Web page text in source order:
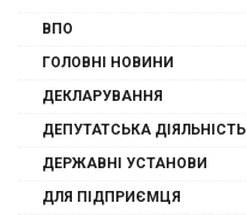
ВПО
ГОЛОВНІ НОВИНИ
ДЕКЛАРУВАННЯ
ДЕПУТАТСЬКА ДІЯЛЬНІСТЬ
ДЕРЖАВНІ УСТАНОВИ
ДЛЯ ПІДПРИЄМЦЯ